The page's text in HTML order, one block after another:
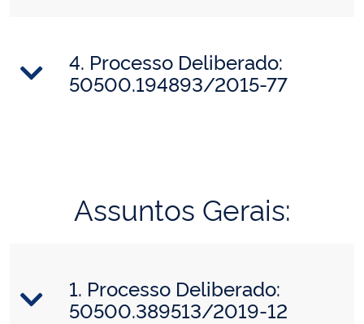
4. Processo Deliberado:
50500.194893/2015-77
Assuntos Gerais:
1. Processo Deliberado:
50500.389513/2019-12